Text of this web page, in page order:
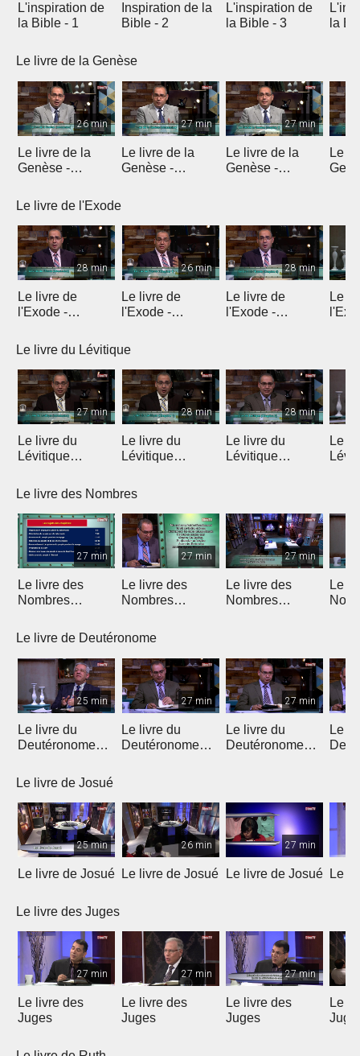
L'inspiration de
la Bible - 1
Inspiration de la
Bible - 2
L'inspiration de
la Bible - 3
la
Le livre de la Genèse
26 min
Le livre de la
Genèse -
27 min
Le livre de la
Genèse -
27 min
Le livre de la
Genèse -
Le
Le livre de l'Exode
28 min
Le livre de
l'Exode -
26 min
Le livre de
l'Exode -
28 min
Le livre de
l'Exode -
Le
Le livre du Lévitique
27 min
Le livre du
Lévitique
28 min
Le livre du
Lévitique
28 min
Le livre du
Lévitique
Le
Le livre des Nombres
27 min
Le livre des
Nombres
27 min
Le livre des
Nombres
27 min
Le livre des
Nombres
Le
Le livre de Deutéronome
25 min
Le livre du
Deutéronome
27 min
Le livre du
Deutéronome
27 min
Le livre du
Deutéronome
Le
Le livre de Josué
25 min
Le livre de Josué
26 min
Le livre de Josué
27 min
Le livre de Josué Le
Le livre des Juges
27 min
Le livre des
Juges
27 min
Le livre des
Juges
27 min
Le livre des
Juges
Le